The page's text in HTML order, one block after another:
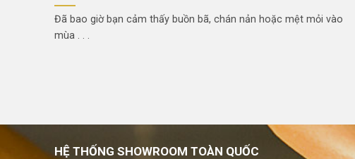
Đã bao giờ bạn cảm thấy buồn bã, chán nản hoặc mệt mỏi vào
mùa . . .
HỆ THỐNG SHOWROOM TOÀN QUỐC